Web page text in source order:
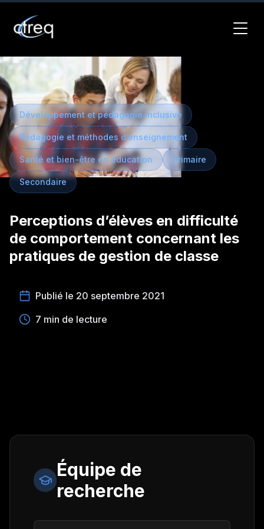
Développement et pédagogie inclusive
Pédagogie et méthodes d’enseignement
Santé et bien-être en éducation Primaire
Secondaire
Perceptions d’élèves en difficulté
de comportement concernant les
pratiques de gestion de classe
Publié le 20 septembre 2021
7 min de lecture
Équipe de
recherche